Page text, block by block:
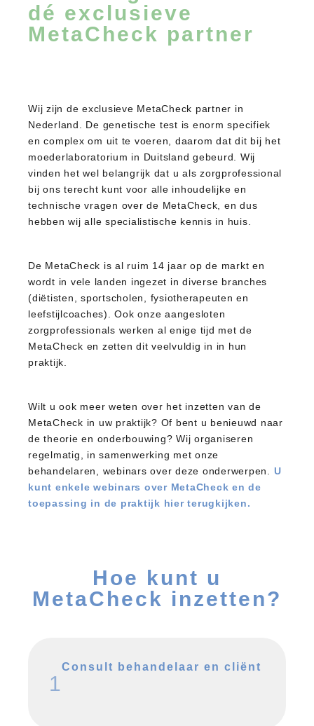
dé exclusieve
MetaCheck partner
Wij zijn de exclusieve MetaCheck partner in
Nederland. De genetische test is enorm specifiek
en complex om uit te voeren, daarom dat dit bij het
moederlaboratorium in Duitsland gebeurd. Wij
vinden het wel belangrijk dat u als zorgprofessional
bij ons terecht kunt voor alle inhoudelijke en
technische vragen over de MetaCheck, en dus
hebben wij alle specialistische kennis in huis.
De MetaCheck is al ruim 14 jaar op de markt en
wordt in vele landen ingezet in diverse branches
(diëtisten, sportscholen, fysiotherapeuten en
leefstijlcoaches). Ook onze aangesloten
zorgprofessionals werken al enige tijd met de
MetaCheck en zetten dit veelvuldig in in hun
praktijk.
Wilt u ook meer weten over het inzetten van de
MetaCheck in uw praktijk? Of bent u benieuwd naar
de theorie en onderbouwing? Wij organiseren
regelmatig, in samenwerking met onze
behandelaren, webinars over deze onderwerpen. U
kunt enkele webinars over MetaCheck en de
toepassing in de praktijk hier terugkijken.
Hoe kunt u
MetaCheck inzetten?
1
Consult behandelaar en cliënt